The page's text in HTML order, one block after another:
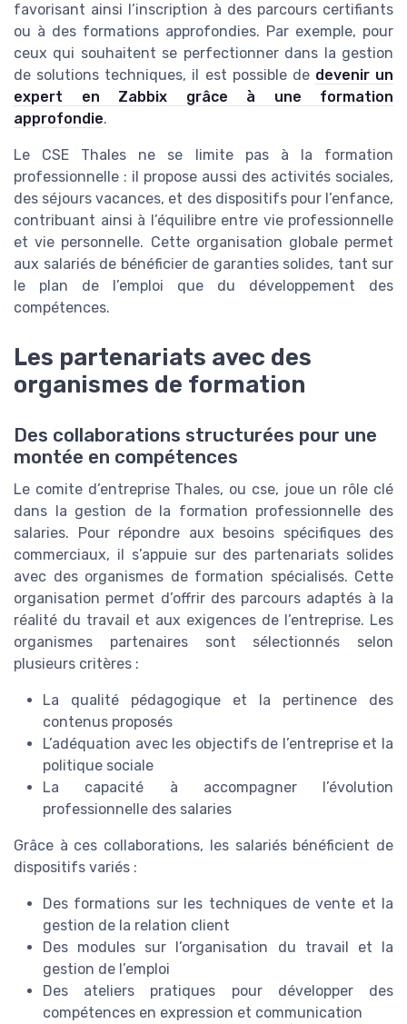
favorisant ainsi l’inscription à des parcours certifiants
ou à des formations approfondies. Par exemple, pour
ceux qui souhaitent se perfectionner dans la gestion
de solutions techniques, il est possible de devenir un
expert en Zabbix grâce à une formation
approfondie.
Le CSE Thales ne se limite pas à la formation
professionnelle : il propose aussi des activités sociales,
des séjours vacances, et des dispositifs pour l’enfance,
contribuant ainsi à l’équilibre entre vie professionnelle
et vie personnelle. Cette organisation globale permet
aux salariés de bénéficier de garanties solides, tant sur
le plan de l’emploi que du développement des
compétences.
Les partenariats avec des
organismes de formation
Des collaborations structurées pour une
montée en compétences
Le comite d’entreprise Thales, ou cse, joue un rôle clé
dans la gestion de la formation professionnelle des
salaries. Pour répondre aux besoins spécifiques des
commerciaux, il s’appuie sur des partenariats solides
avec des organismes de formation spécialisés. Cette
organisation permet d’offrir des parcours adaptés à la
réalité du travail et aux exigences de l’entreprise. Les
organismes partenaires sont sélectionnés selon
plusieurs critères :
La qualité pédagogique et la pertinence des
contenus proposés
L’adéquation avec les objectifs de l’entreprise et la
politique sociale
La capacité à accompagner l’évolution
professionnelle des salaries
Grâce à ces collaborations, les salariés bénéficient de
dispositifs variés :
Des formations sur les techniques de vente et la
gestion de la relation client
Des modules sur l’organisation du travail et la
gestion de l’emploi
Des ateliers pratiques pour développer des
compétences en expression et communication